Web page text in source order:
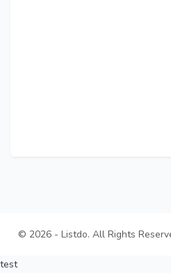
© 2026 - Listdo. All Rights
test